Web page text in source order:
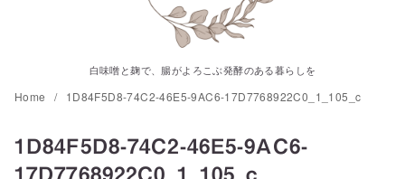
白味噌と麹で、腸がよろこぶ発酵のある暮らしを
Home 1D84F5D8-74C2-46E5-9AC6-17D7768922C0_1_105_c
1D84F5D8-74C2-46E5-9AC6-
17D7768922C0_1_105_c